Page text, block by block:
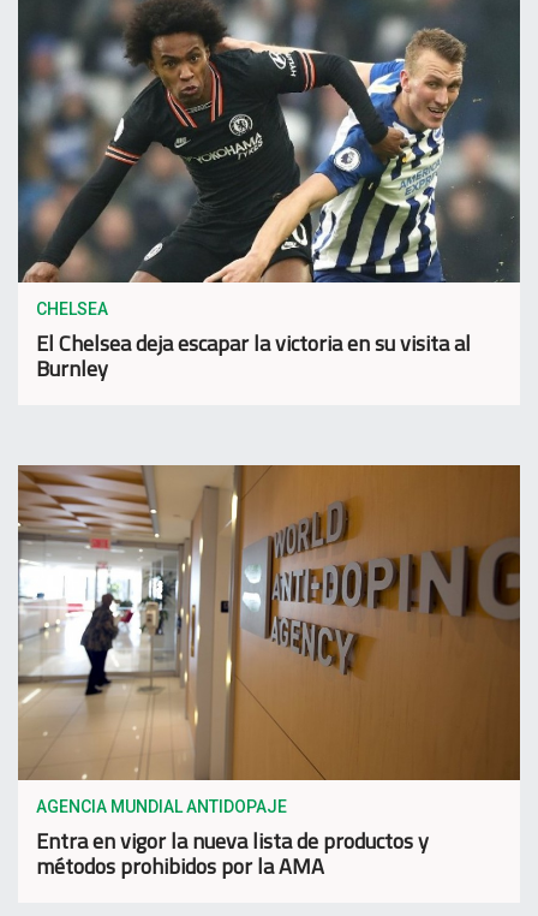
CHELSEA
El Chelsea deja escapar la victoria en su visita al
Burnley
AGENCIA MUNDIAL ANTIDOPAJE
Entra en vigor la nueva lista de productos y
métodos prohibidos por la AMA